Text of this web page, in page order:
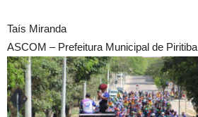
Taís Miranda
ASCOM – Prefeitura Municipal de Piritiba